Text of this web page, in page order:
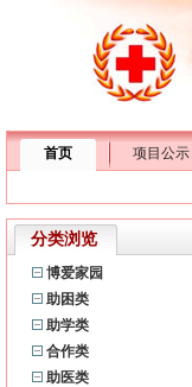
首页 项目公示
分类浏览
博爱家园
助困类
助学类
合作类
助医类